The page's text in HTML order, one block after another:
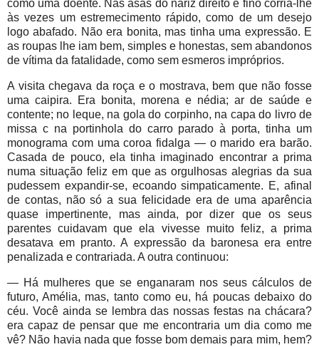
como uma doente. Nas asas do nariz direito e fino corria-lhe
às vezes um estremecimento rápido, como de um desejo
logo abafado. Não era bonita, mas tinha uma expressão. E
as roupas lhe iam bem, simples e honestas, sem abandonos
de vítima da fatalidade, como sem esmeros impróprios.
A visita chegava da roça e o mostrava, bem que não fosse
uma caipira. Era bonita, morena e nédia; ar de saúde e
contente; no leque, na gola do corpinho, na capa do livro de
missa c na portinhola do carro parado à porta, tinha um
monograma com uma coroa fidalga — o marido era barão.
Casada de pouco, ela tinha imaginado encontrar a prima
numa situação feliz em que as orgulhosas alegrias da sua
pudessem expandir-se, ecoando simpaticamente. E, afinal
de contas, não só a sua felicidade era de uma aparência
quase impertinente, mas ainda, por dizer que os seus
parentes cuidavam que ela vivesse muito feliz, a prima
desatava em pranto. A expressão da baronesa era entre
penalizada e contrariada. A outra continuou:
— Há mulheres que se enganaram nos seus cálculos de
futuro, Amélia, mas, tanto como eu, há poucas debaixo do
céu. Você ainda se lembra das nossas festas na chácara?
era capaz de pensar que me encontraria um dia como me
vê? Não havia nada que fosse bom demais para mim, hem?